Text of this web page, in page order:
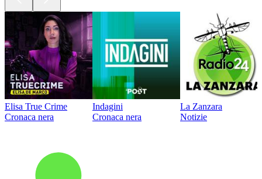
Elisa True Crime
Cronaca nera
Indagini
Cronaca nera
La Zanzara
Notizie